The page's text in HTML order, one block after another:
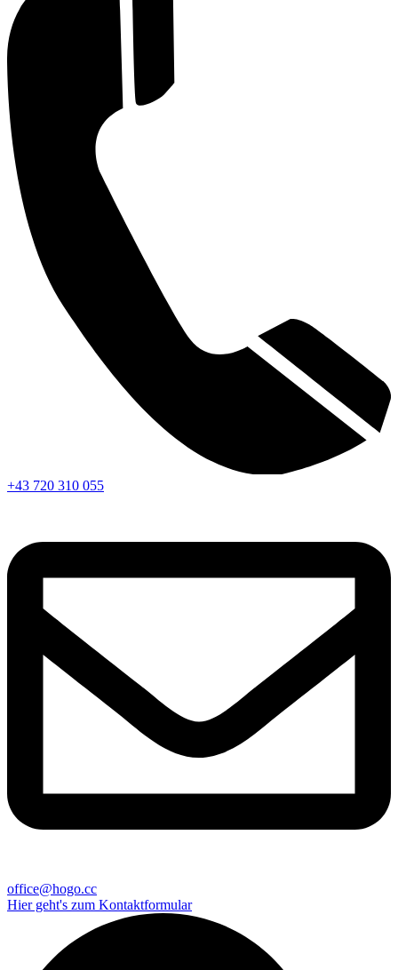
+43 720 310 055
office@hogo.cc
Hier geht's zum Kontaktformular